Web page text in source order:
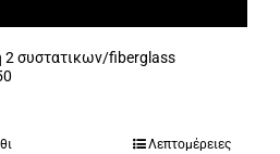
2 συστατικων/fiberglass
Λεπτομέρειες